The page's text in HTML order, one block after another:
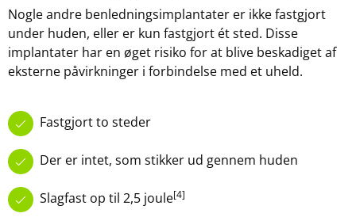
Nogle andre benledningsimplantater er ikke fastgjort
under huden, eller er kun fastgjort ét sted. Disse
implantater har en øget risiko for at blive beskadiget af
eksterne påvirkninger i forbindelse med et uheld.
Fastgjort to steder
Der er intet, som stikker ud gennem huden
Slagfast op til 2,5 joule[4]